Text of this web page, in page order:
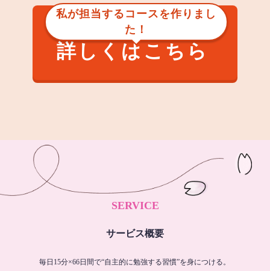
私が担当するコースを作りまし
た！
詳しくはこちら
SERVICE
サービス概要
毎日15分×66日間で“自主的に勉強する習慣”を身につける。